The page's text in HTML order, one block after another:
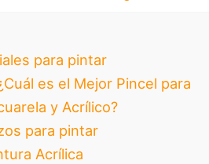
para pintar
es el Mejor Pincel para
y Acrílico?
para pintar
Acrílica